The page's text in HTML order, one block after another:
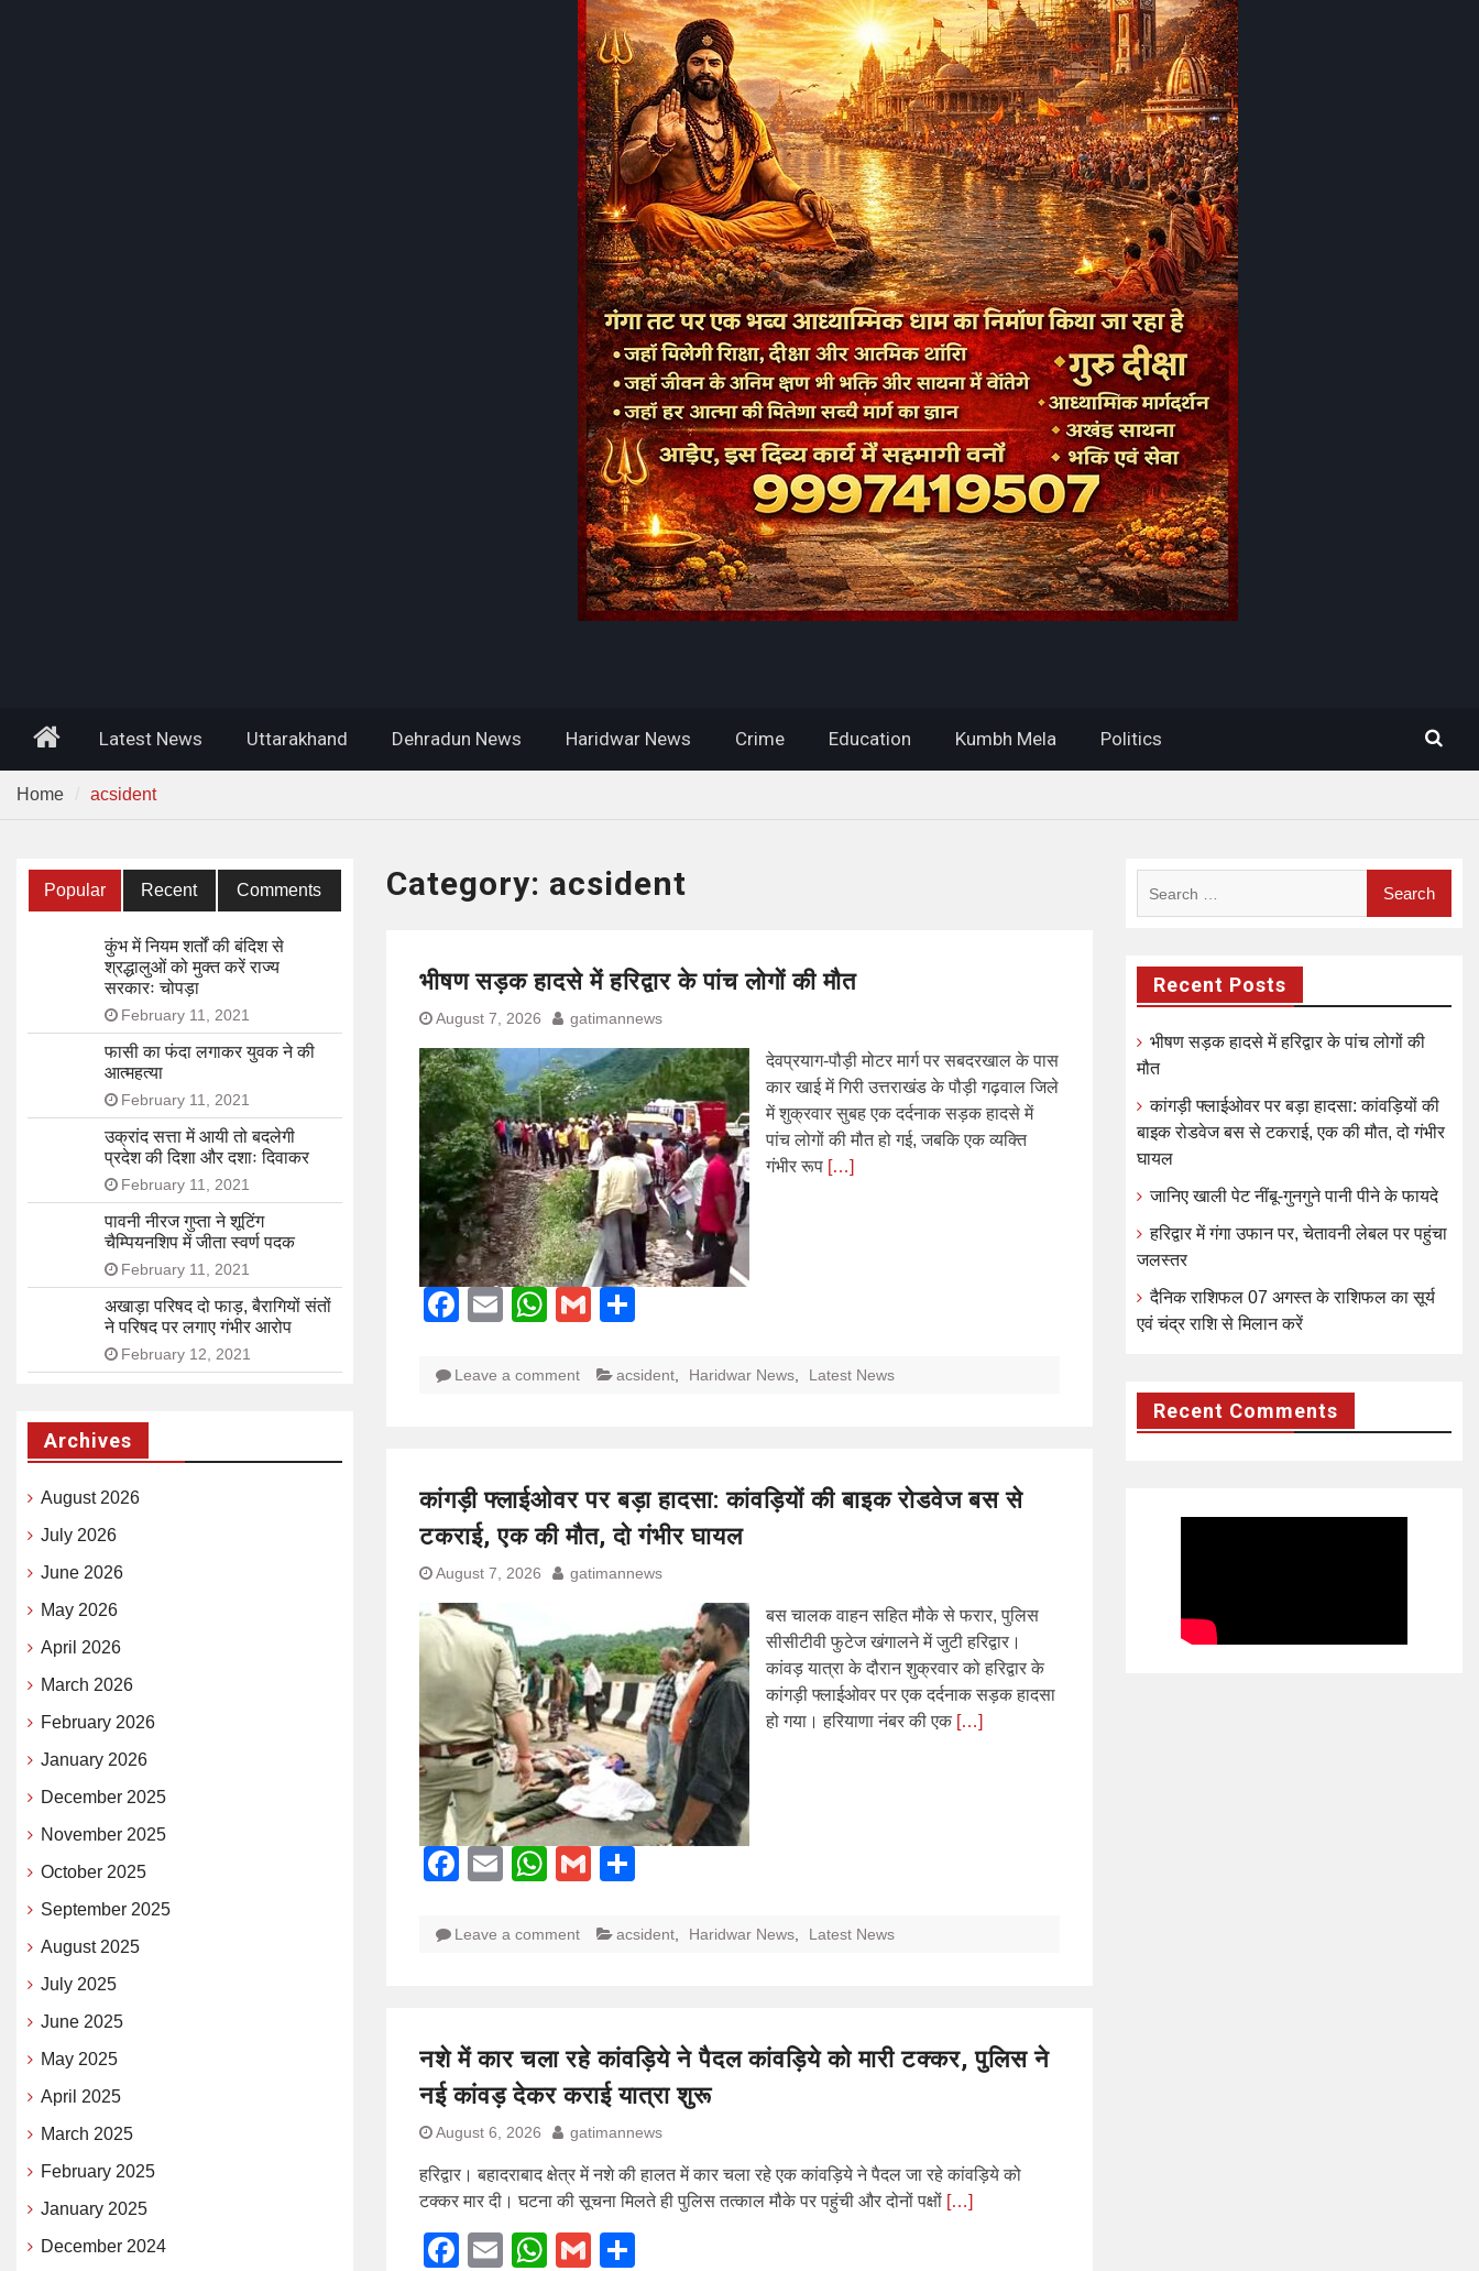
HomeLatest News Uttarakhand Dehradun News Haridwar News Crime Education Kumbh Mela Politics
Home acsident
Category: acsident
भीषण सड़क हादसे में हरिद्वार के पांच लोगों की मौत
August 7, 2026 gatimannews
देवप्रयाग-पौड़ी मोटर मार्ग पर सबदरखाल के पास
कार खाई में गिरी उत्तराखंड के पौड़ी गढ़वाल जिले
में शुक्रवार सुबह एक दर्दनाक सड़क हादसे में
पांच लोगों की मौत हो गई, जबकि एक व्यक्ति
गंभीर रूप […]
Facebook
EmailWhatsApp
Gmail
Leave a comment acsident Haridwar News Latest News
कांगड़ी फ्लाईओवर पर बड़ा हादसा: कांवड़ियों की बाइक रोडवेज बस से
टकराई, एक की मौत, दो गंभीर घायल
August 7, 2026 gatimannews
बस चालक वाहन सहित मौके से फरार, पुलिस
सीसीटीवी फुटेज खंगालने में जुटी हरिद्वार।
कांवड़ यात्रा के दौरान शुक्रवार को हरिद्वार के
कांगड़ी फ्लाईओवर पर एक दर्दनाक सड़क हादसा
हो गया। हरियाणा नंबर की एक […]
Facebook
EmailWhatsApp
Gmail
Leave a comment acsident Haridwar News Latest News
नशे में कार चला रहे कांवड़िये ने पैदल कांवड़िये को मारी टक्कर, पुलिस ने
नई कांवड़ देकर कराई यात्रा शुरू
August 6, 2026 gatimannews
हरिद्वार। बहादराबाद क्षेत्र में नशे की हालत में कार चला रहे एक कांवड़िये ने पैदल जा रहे कांवड़िये को
टक्कर मार दी। घटना की सूचना मिलते ही पुलिस तत्काल मौके पर पहुंची और दोनों पक्षों […]
Facebook
EmailWhatsApp
Gmail
Recent Posts
भीषण सड़क हादसे में हरिद्वार के पांच लोगों की
मौत
कांगड़ी फ्लाईओवर पर बड़ा हादसा: कांवड़ियों की
बाइक रोडवेज बस से टकराई, एक की मौत, दो गंभीर
घायल
जानिए खाली पेट नींबू-गुनगुने पानी पीने के फायदे
हरिद्वार में गंगा उफान पर, चेतावनी लेबल पर पहुंचा
जलस्तर
दैनिक राशिफल 07 अगस्त के राशिफल का सूर्य
एवं चंद्र राशि से मिलान करें
Recent Comments
Popular Recent Comments
कुंभ में नियम शर्तों की बंदिश से
श्रद्धालुओं को मुक्त करें राज्य
सरकारः चोपड़ा
February 11, 2021
फासी का फंदा लगाकर युवक ने की
आत्महत्या
February 11, 2021
उक्रांद सत्ता में आयी तो बदलेगी
प्रदेश की दिशा और दशाः दिवाकर
February 11, 2021
पावनी नीरज गुप्ता ने शूटिंग
चैम्पियनशिप में जीता स्वर्ण पदक
February 11, 2021
अखाड़ा परिषद दो फाड़, बैरागियों संतों
ने परिषद पर लगाए गंभीर आरोप
February 12, 2021
Archives
August 2026
July 2026
June 2026
May 2026
April 2026
March 2026
February 2026
January 2026
December 2025
November 2025
October 2025
September 2025
August 2025
July 2025
June 2025
May 2025
April 2025
March 2025
February 2025
January 2025
December 2024